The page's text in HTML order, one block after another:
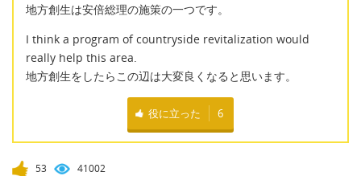
地方創生は安倍総理の施策の一つです。
I think a program of countryside revitalization would
really help this area.
地方創生をしたらこの辺は大変良くなると思います。
役に立った 6
53 41002